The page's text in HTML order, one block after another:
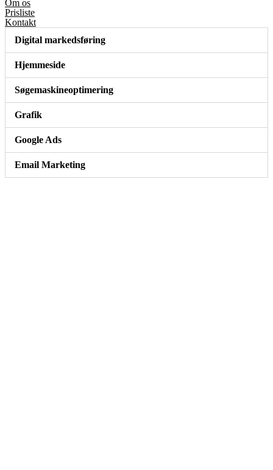
Om os
Prisliste
Kontakt
Digital markedsføring
Hjemmeside
Søgemaskineoptimering
Grafik
Google Ads
Email Marketing